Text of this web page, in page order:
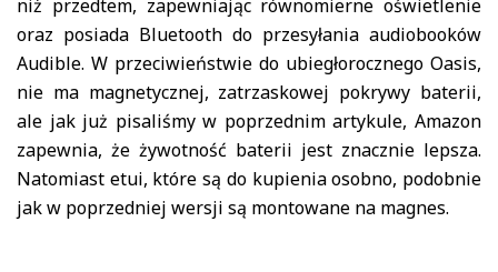
niż przedtem, zapewniając równomierne oświetlenie
oraz posiada Bluetooth do przesyłania audiobooków
Audible. W przeciwieństwie do ubiegłorocznego Oasis,
nie ma magnetycznej, zatrzaskowej pokrywy baterii,
ale jak już pisaliśmy w poprzednim artykule, Amazon
zapewnia, że żywotność baterii jest znacznie lepsza.
Natomiast etui, które są do kupienia osobno, podobnie
jak w poprzedniej wersji są montowane na magnes.